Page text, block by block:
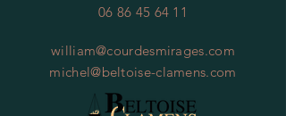
06 86 45 64 11
william@courdesmirages.com
michel@beltoise-clamens.com